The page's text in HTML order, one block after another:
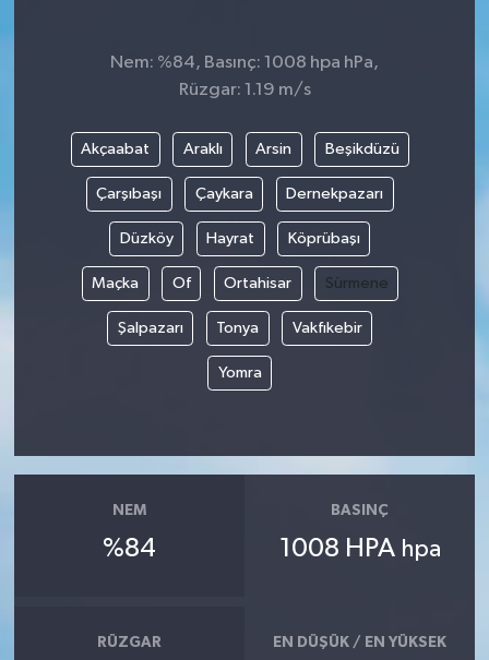
Nem: %84, Basınç: 1008 hpa hPa,
Rüzgar: 1.19 m/s
Akçaabat Araklı Arsin Beşikdüzü
Çarşıbaşı Çaykara Dernekpazarı
Düzköy Hayrat Köprübaşı
Maçka Of Ortahisar Sürmene
Şalpazarı Tonya Vakfıkebir
Yomra
NEM
%84
BASINÇ
1008 HPA hpa
RÜZGAR EN DÜŞÜK / EN YÜKSEK